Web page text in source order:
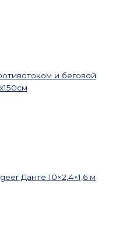
и беговой
Данте 10×2,4×1,6 м